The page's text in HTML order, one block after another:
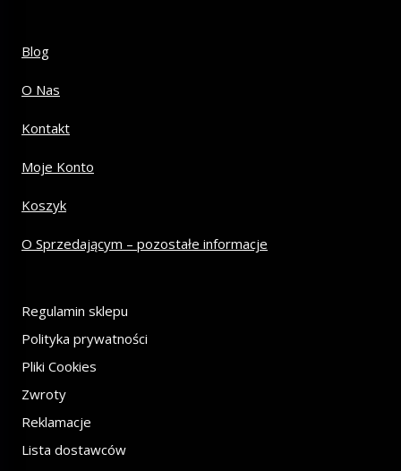
Blog
O Nas
Kontakt
Moje Konto
Koszyk
O Sprzedającym – pozostałe informacje
Regulamin sklepu
Polityka prywatności
Pliki Cookies
Zwroty
Reklamacje
Lista dostawców